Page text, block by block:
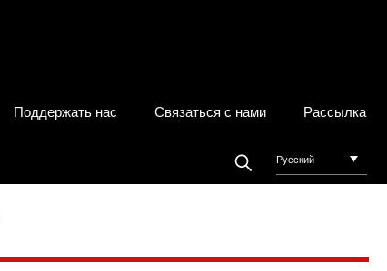
Поддержать нас Связаться с нами Рассылка
Русский